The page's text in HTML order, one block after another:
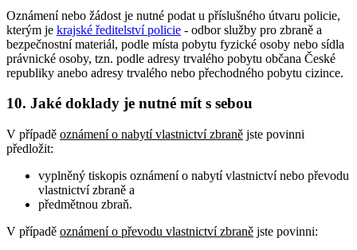
Oznámení nebo žádost je nutné podat u příslušného útvaru policie,
kterým je krajské ředitelství policie - odbor služby pro zbraně a
bezpečnostní materiál, podle místa pobytu fyzické osoby nebo sídla
právnické osoby, tzn. podle adresy trvalého pobytu občana České
republiky anebo adresy trvalého nebo přechodného pobytu cizince.
10. Jaké doklady je nutné mít s sebou
V případě oznámení o nabytí vlastnictví zbraně jste povinni
předložit:
vyplněný tiskopis oznámení o nabytí vlastnictví nebo převodu
vlastnictví zbraně a
předmětnou zbraň.
V případě oznámení o převodu vlastnictví zbraně jste povinni: